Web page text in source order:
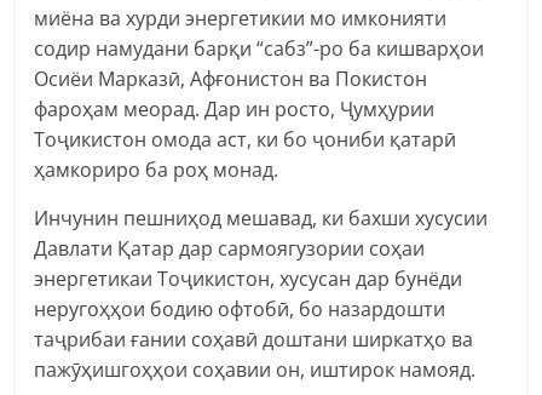
миёна ва хурди энергетикии мо имконияти
содир намудани барқи “сабз”-ро ба кишварҳои
Осиёи Марказӣ, Афғонистон ва Покистон
фароҳам меорад. Дар ин росто, Ҷумҳурии
Тоҷикистон омода аст, ки бо ҷониби қатарӣ
ҳамкориро ба роҳ монад.
Инчунин пешниҳод мешавад, ки бахши хусусии
Давлати Қатар дар сармоягузории соҳаи
энергетикаи Тоҷикистон, хусусан дар бунёди
неругоҳҳои бодию офтобӣ, бо назардошти
таҷрибаи ғании соҳавӣ доштани ширкатҳо ва
пажӯҳишгоҳҳои соҳавии он, иштирок намояд.